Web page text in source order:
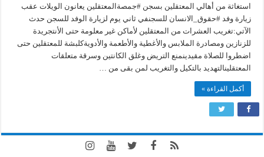
من
أهالي
#جمصة
استغاثة من أهالي المعتقلين بسجن #جمصةالمعتقلين يعانون الويلات عقب
زيارة وفد #حقوق_الانسان للسجنفي ثاني يوم لزيارة الوفد للسجن حدث
الآتي:تغريب العشرات من المعتقلين لأماكن غير معلومة حتى الأنتجريدة
للزنازين ومصادرة الملابس والأغطية والأطعمة والأدويةكلبشة للمعتقلين حتى
اضطروا للصلاة مقيدينمنع التريض وغلق الكانتين وسرقة متعلقات
المعتقلينالتهديد بالتكيل والتغريب لمن بقى من …
أكمل القراءة »